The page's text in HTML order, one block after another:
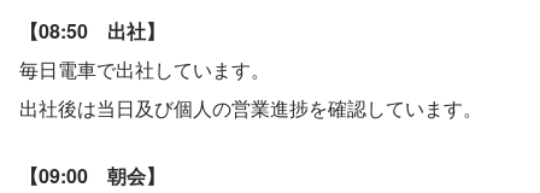
【08:50　出社】
毎日電車で出社しています。
出社後は当日及び個人の営業進捗を確認しています。
【09:00　朝会】